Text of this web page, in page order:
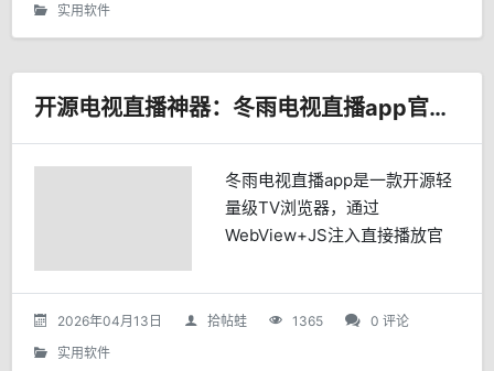
实用软件
开源电视直播神器：冬雨电视直播app官方最新版
冬雨电视直播app是一款开源轻
量级TV浏览器，通过
WebView+JS注入直接播放官
效，界面极简适老，无广告纯
净，适合长辈和极简主义者。
2026年04月13日 拾帖蛙 1365
0 评论
实用软件